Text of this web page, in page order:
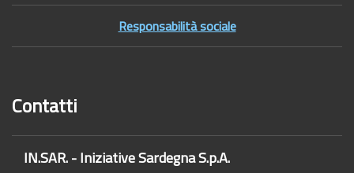
Responsabilità sociale
Contatti
IN.SAR. - Iniziative Sardegna S.p.A.